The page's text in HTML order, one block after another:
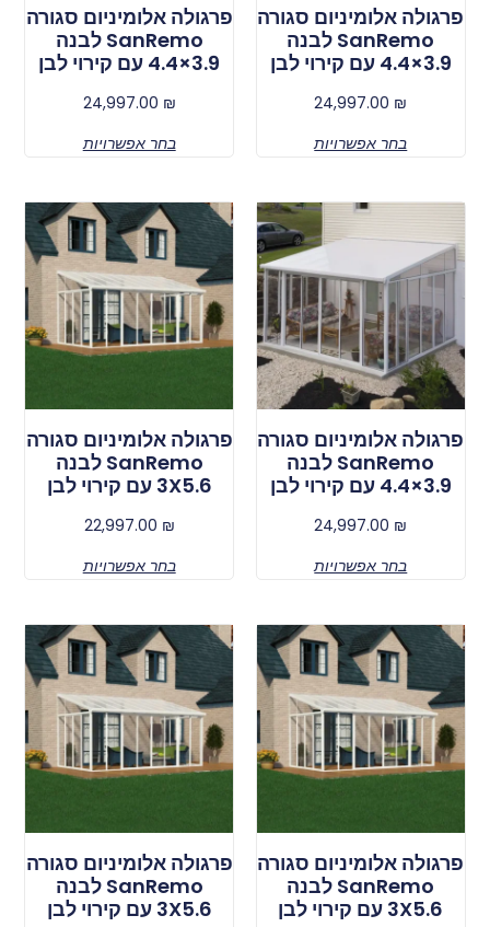
פרגולה אלומיניום סגורה
SanRemo לבנה
3.9×4.4 עם קירוי לבן
24,997.00 ₪
בחר אפשרויות
פרגולה אלומיניום סגורה
SanRemo לבנה
3.9×4.4 עם קירוי לבן
24,997.00 ₪
בחר אפשרויות
פרגולה אלומיניום סגורה
SanRemo לבנה
3.9×4.4 עם קירוי לבן
24,997.00 ₪
בחר אפשרויות
פרגולה אלומיניום סגורה
SanRemo לבנה
3X5.6 עם קירוי לבן
22,997.00 ₪
בחר אפשרויות
פרגולה אלומיניום סגורה
SanRemo לבנה
3X5.6 עם קירוי לבן
פרגולה אלומיניום סגורה
SanRemo לבנה
3X5.6 עם קירוי לבן